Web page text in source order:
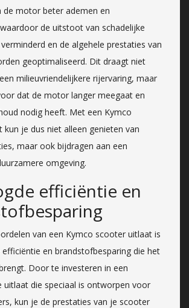
de motor beter ademen en
de uitstoot van schadelijke
en de algehele prestaties van
geoptimaliseerd. Dit draagt niet
milieuvriendelijkere rijervaring, maar
dat de motor langer meegaat en
nodig heeft. Met een Kymco
kun je dus niet alleen genieten van
maar ook bijdragen aan een
omgeving.
efficiëntie en
van een Kymco scooter uitlaat is
en brandstofbesparing die het
Door te investeren in een
uitlaat die speciaal is ontworpen voor
kun je de prestaties van je scooter